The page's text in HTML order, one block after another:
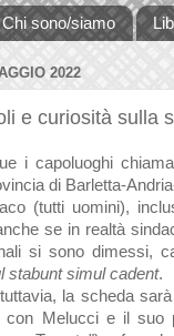
Chi sono/siamo
2022
e curiosità sulla
i capoluoghi
di Barletta-
(tutti uomini),
se in realtà
si sono dimessi,
stabunt simul cadent.
la scheda
con Melucci e il suo